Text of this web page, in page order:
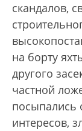
скандалов,
на борту
другого
частной
посыпались
интересов,